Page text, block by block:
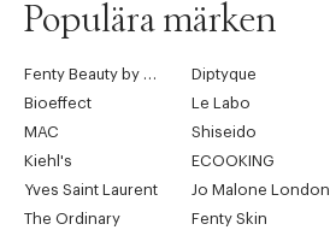
Populära märken
Diptyque
Bioeffect
Le Labo
MAC
Shiseido
Kiehl's
ECOOKING
Yves Saint Laurent
Jo Malone London
The Ordinary
Fenty Skin